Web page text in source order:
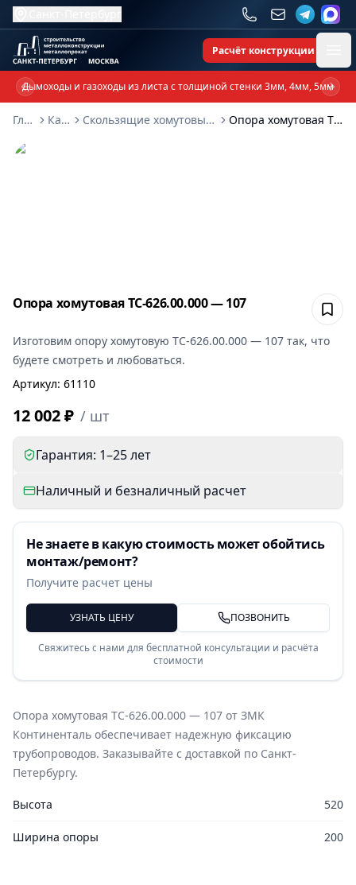
Расчёт конструкции
Дымоходы и газоходы из листа с толщиной стенки 3мм, 4мм, 5мм
Previous slide
Главная
Каталог Скользящие хомутовые опоры ТС-626-00-000 Опора хомутовая ТС-626.00.000 — 107
Опора хомутовая ТС-626.00.000 — 107
Изготовим опору хомутовую ТС-626.00.000 — 107 так, что
будете смотреть и любоваться.
Артикул: 61110
12 002 ₽ / шт
Гарантия: 1–25 лет
Наличный и безналичный расчет
Не знаете в какую стоимость может обойтись
монтаж/ремонт?
Получите расчет цены
УЗНАТЬ ЦЕНУ ПОЗВОНИТЬ
Свяжитесь с нами для бесплатной консультации и расчёта
стоимости
Опора хомутовая ТС-626.00.000 — 107 от ЗМК
Континенталь обеспечивает надежную фиксацию
трубопроводов. Заказывайте с доставкой по Санкт-
Петербургу.
Высота 520
Ширина опоры 200